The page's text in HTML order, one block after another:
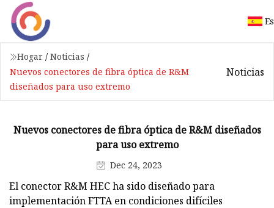
Hogar / Noticias /
Nuevos conectores de fibra óptica de R&M
diseñados para uso extremo
Noticias
Nuevos conectores de fibra óptica de R&M diseñados
para uso extremo
Dec 24, 2023
El conector R&M HEC ha sido diseñado para
implementación FTTA en condiciones difíciles